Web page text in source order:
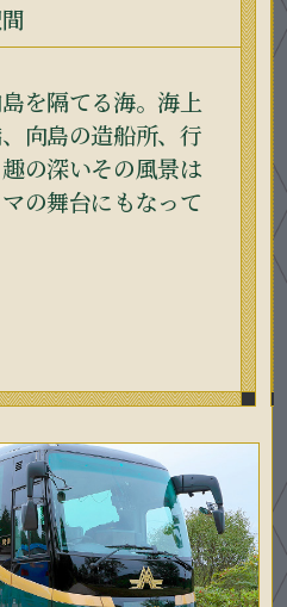
を隔てる海。海上
向島の造船所、行
の深いその風景は
の舞台にもなって